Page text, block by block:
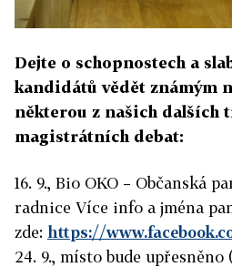
Dejte o schopnostech a
kandidátů vědět známým
některou z našich dalších
magistrátních debat:
16. 9., Bio OKO – Občanská
radnice Více info a jména
zde: https://
24. 9., místo bude upřesněno